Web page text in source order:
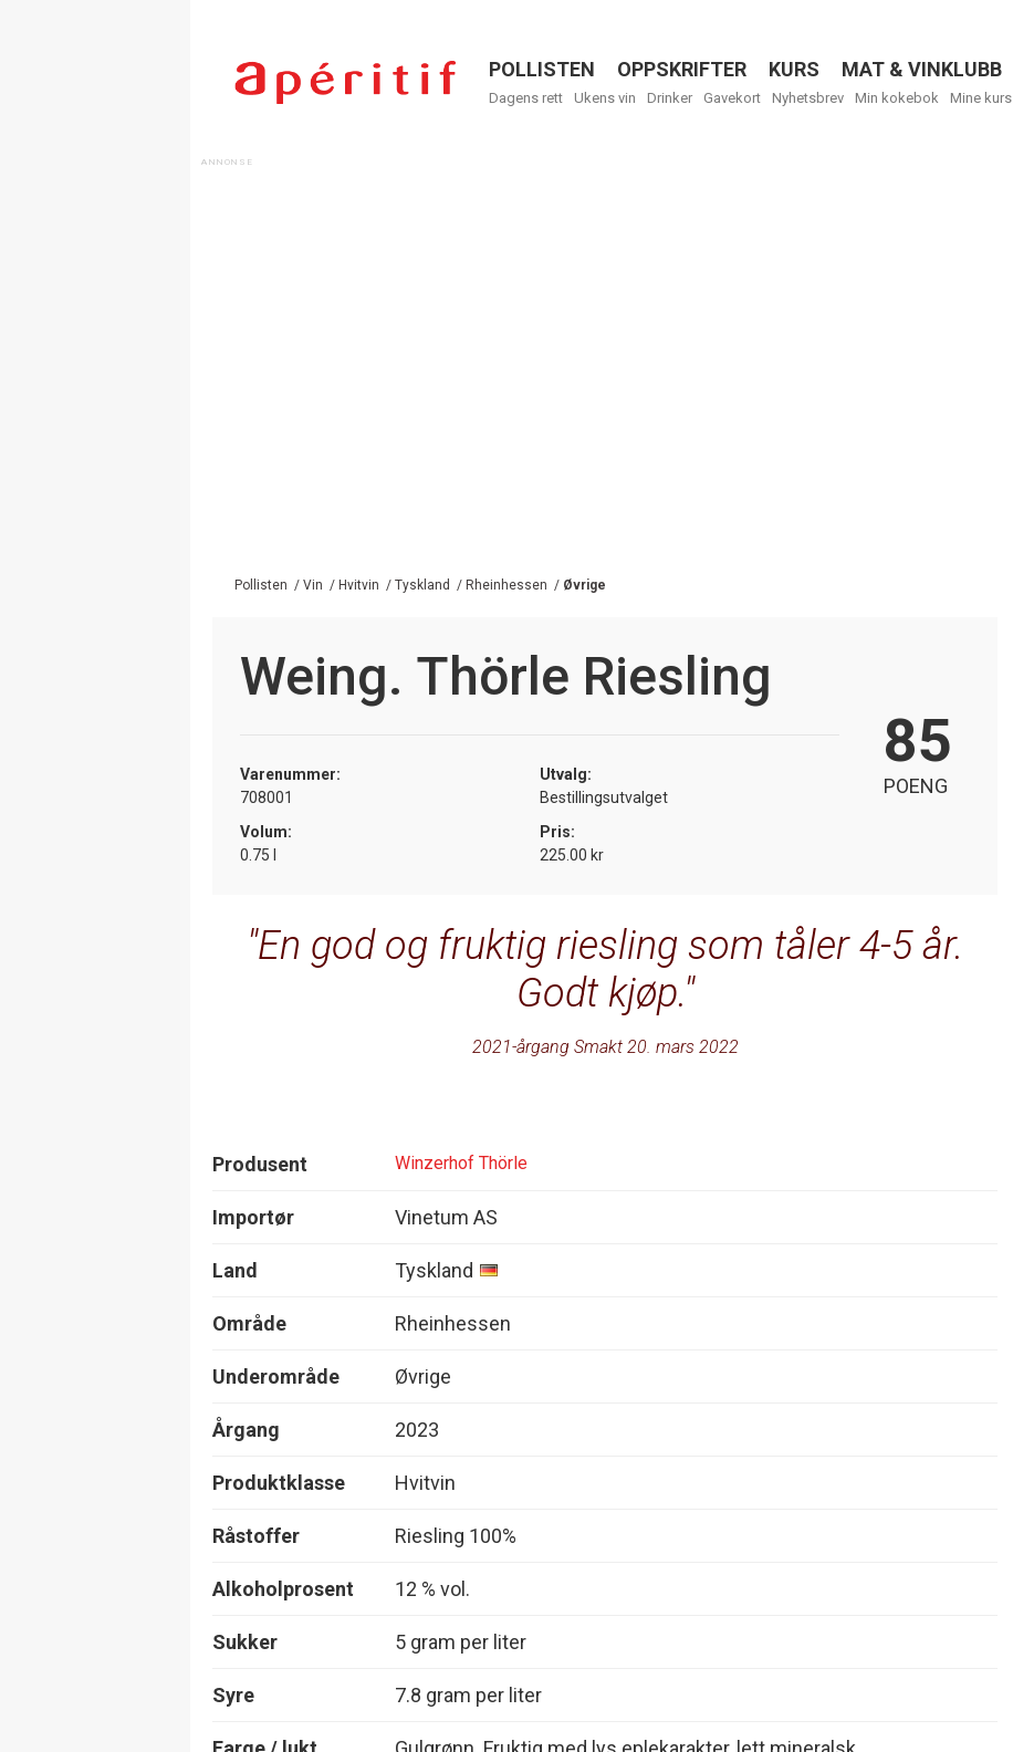
Menu
POLLISTEN OPPSKRIFTER KURS MAT & VINKLUBB
Dagens rett Ukens vin Drinker Gavekort Nyhetsbrev Min kokebok Mine kurs
Pollisten / Vin / Hvitvin / Tyskland / Rheinhessen / Øvrige
Weing. Thörle Riesling
Varenummer:
708001
Utvalg:
Bestillingsutvalget
Volum:
0.75 l
Pris:
225.00 kr
85
POENG
En god og fruktig riesling som tåler 4-5 år.
Godt kjøp.
2021-årgang Smakt 20. mars 2022
Produsent Winzerhof Thörle
Importør Vinetum AS
Land Tyskland
Område Rheinhessen
Underområde Øvrige
Årgang 2023
Produktklasse Hvitvin
Råstoffer Riesling 100%
Alkoholprosent 12 % vol.
Sukker 5 gram per liter
Syre 7.8 gram per liter